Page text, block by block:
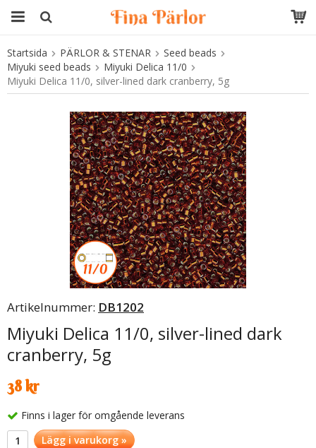
Produkten har blivit tillagd i varukorgen
Startsida PÄRLOR & STENAR
Seed beads
Miyuki seed beads
Miyuki Delica 11/0
Miyuki Delica 11/0, silver-lined dark cranberry, 5g
Artikelnummer: DB1202
Miyuki Delica 11/0, silver-lined dark
cranberry, 5g
38 kr
Finns i lager för omgående leverans
Lägg i varukorg »